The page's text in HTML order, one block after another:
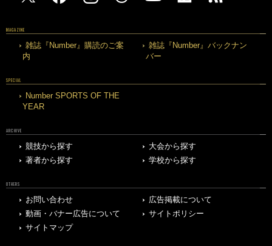
MAGAZINE
雑誌『Number』購読のご案
内
雑誌『Number』バックナン
バー
SPECIAL
Number SPORTS OF THE
YEAR
ARCHIVE
競技から探す
大会から探す
著者から探す
学校から探す
OTHERS
お問い合わせ
広告掲載について
動画・バナー広告について
サイトポリシー
サイトマップ